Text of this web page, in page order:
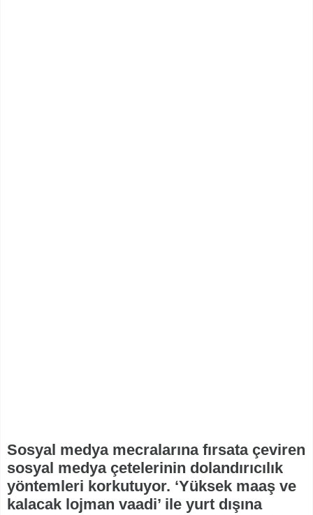
Sosyal medya mecralarına fırsata çeviren
sosyal medya çetelerinin dolandırıcılık
yöntemleri korkutuyor. ‘Yüksek maaş ve
kalacak lojman vaadi’ ile yurt dışına